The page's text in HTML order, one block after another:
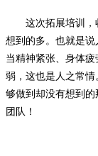
这次拓展培训
想到的多。也就是
当精神紧张、身体
弱，这也是人之常
够做到却没有想到
团队！